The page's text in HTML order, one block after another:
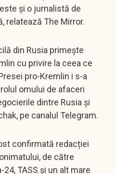
și o jurnalistă de
relatează The Mirror.
din Rusia primește
cu privire la ceea ce
pro-Kremlin i s-a
omului de afaceri
dintre Rusia și
pe canalul Telegram.
confirmată redacției
de către
TASS și un alt mare